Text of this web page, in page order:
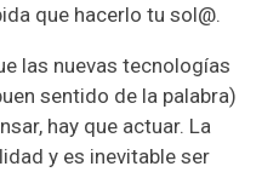
que hacerlo tu sol@.
las nuevas tecnologías
sentido de la palabra)
hay que actuar. La
y es inevitable ser